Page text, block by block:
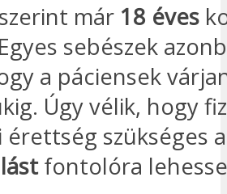
már 18 éves
sebészek
a páciensek
Úgy vélik, hogy
érettség szükséges
fontolóra